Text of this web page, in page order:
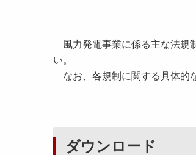
風力発電事業に係る主な法規
い。
なお、各規制に関する具体的
ダウンロード